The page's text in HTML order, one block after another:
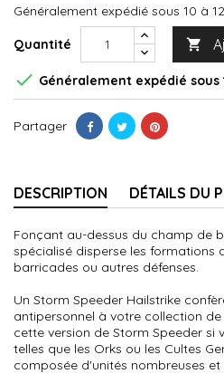
Généralement expédié sous 10 à
Quantité 
 Généralement expédié sous
Partager
DESCRIPTION DÉTAILS DU
Fonçant au-dessus du champ de
spécialisé disperse les formations
barricades ou autres défenses.
Un Storm Speeder Hailstrike
antipersonnel à votre collection de
cette version de Storm Speeder si
telles que les Orks ou les Cultes
composée d'unités nombreuses